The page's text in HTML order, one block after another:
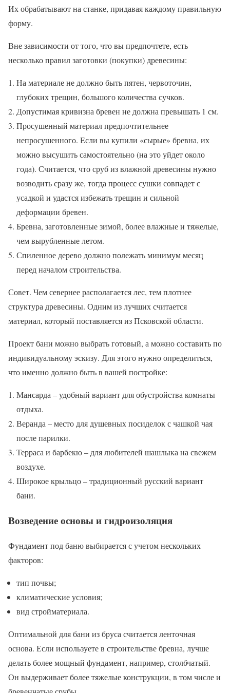
Их обрабатывают на станке, придавая каждому правильную
форму.
Вне зависимости от того, что вы предпочтете, есть
несколько правил заготовки (покупки) древесины:
На материале не должно быть пятен, червоточин,
глубоких трещин, большого количества сучков.
Допустимая кривизна бревен не должна превышать 1 см.
Просушенный материал предпочтительнее
непросушенного. Если вы купили «сырые» бревна, их
можно высушить самостоятельно (на это уйдет около
года). Считается, что сруб из влажной древесины нужно
возводить сразу же, тогда процесс сушки совпадет с
усадкой и удастся избежать трещин и сильной
деформации бревен.
Бревна, заготовленные зимой, более влажные и тяжелые,
чем вырубленные летом.
Спиленное дерево должно полежать минимум месяц
перед началом строительства.
Совет. Чем севернее располагается лес, тем плотнее
структура древесины. Одним из лучших считается
материал, который поставляется из Псковской области.
Проект бани можно выбрать готовый, а можно составить по
индивидуальному эскизу. Для этого нужно определиться,
что именно должно быть в вашей постройке:
Мансарда – удобный вариант для обустройства комнаты
отдыха.
Веранда – место для душевных посиделок с чашкой чая
после парилки.
Терраса и барбекю – для любителей шашлыка на свежем
воздухе.
Широкое крыльцо – традиционный русский вариант
бани.
Возведение основы и гидроизоляция
Фундамент под баню выбирается с учетом нескольких
факторов:
тип почвы;
климатические условия;
вид стройматериала.
Оптимальной для бани из бруса считается ленточная
основа. Если используете в строительстве бревна, лучше
делать более мощный фундамент, например, столбчатый.
Он выдерживает более тяжелые конструкции, в том числе и